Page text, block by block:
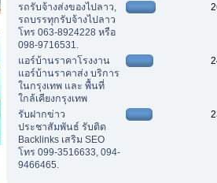
รถรับจ้างส่งของไปลาว,
รถบรรทุกรับจ้างไปลาว
โทร 063-8924228 หรือ
098-9716531.
แอร์บ้านราคาโรงงาน
แอร์บ้านราคาส่ง บริการ
ในกรุงเทพ และ พื้นที่
ใกล้เคียงกรุงเทพ
รับฝากข่าว
ประชาสัมพันธ์ รับติด
Backlinks เสริม SEO
โทร 099-3516633, 094-
9466465.